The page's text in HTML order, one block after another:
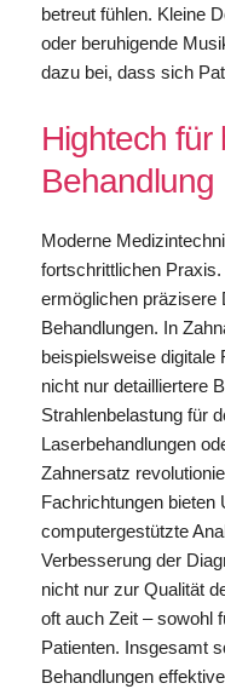
betreut fühlen. Kleine
oder beruhigende
dazu bei, dass sich
Hightech für
Behandlung
Moderne
fortschrittlichen
ermöglichen präzisere
Behandlungen. In
beispielsweise digitale
nicht nur detailliertere
Strahlenbelastung für
Laserbehandlungen
Zahnersatz
Fachrichtungen bieten
computergestützte
Verbesserung der
nicht nur zur Qualität
oft auch Zeit – sowohl
Patienten. Insgesamt
Behandlungen